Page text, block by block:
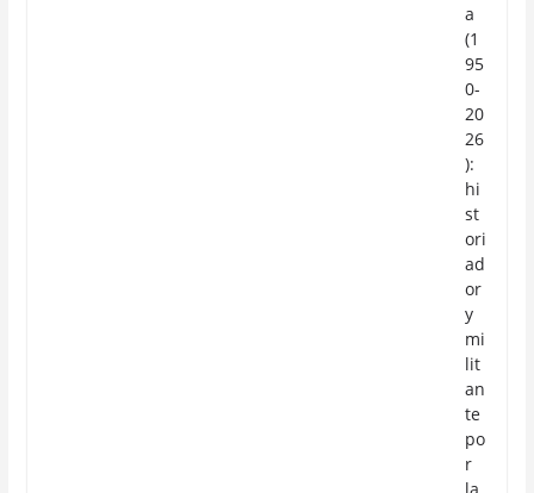
a
(1
95
0-
20
26
):
hi
st
ori
ad
or
y
mi
lit
an
te
po
r